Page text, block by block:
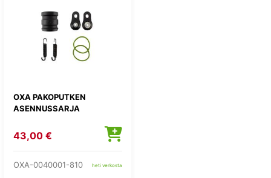
OXA PAKOPUTKEN
ASENNUSSARJA
43,00 €
OXA-0040001-810 heti verkosta